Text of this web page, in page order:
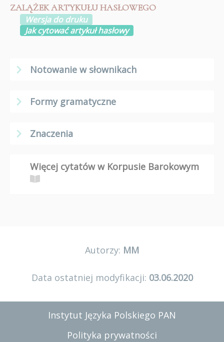
ZALĄŻEK ARTYKUŁU HASŁOWEGO
Wersja do druku
Jak cytować artykuł hasłowy
Notowanie w słownikach
Formy gramatyczne
Znaczenia
Więcej cytatów w Korpusie Barokowym
Autorzy: MM
Data ostatniej modyfikacji: 03.06.2020
Instytut Języka Polskiego PAN
Polityka prywatności